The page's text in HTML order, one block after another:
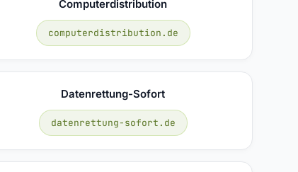
Computerdistribution
computerdistribution.de
Datenrettung-Sofort
datenrettung-sofort.de